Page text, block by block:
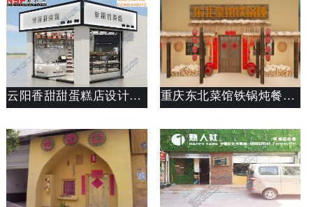
云阳香甜甜蛋糕店设计案例 重庆东北菜馆铁锅炖餐饮店设计装修